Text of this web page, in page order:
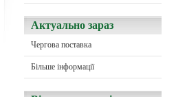
Актуально зараз
Чергова поставка
Більше інформації